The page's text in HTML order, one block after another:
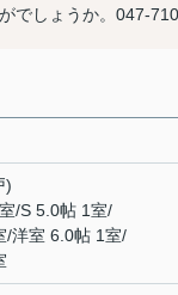
でしょうか。047-
)
/S 5.0帖 1室/
/洋室 6.0帖 1室/